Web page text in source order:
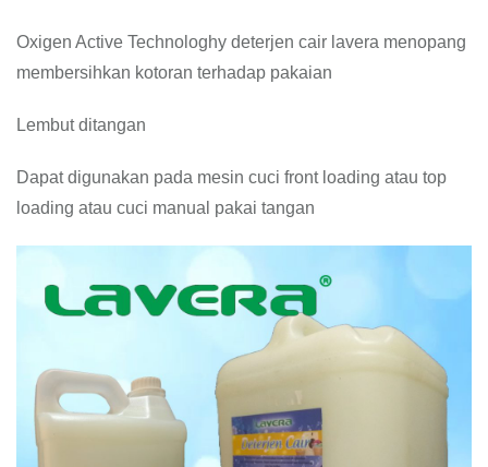
Oxigen Active Technologhy deterjen cair lavera menopang
membersihkan kotoran terhadap pakaian
Lembut ditangan
Dapat digunakan pada mesin cuci front loading atau top
loading atau cuci manual pakai tangan